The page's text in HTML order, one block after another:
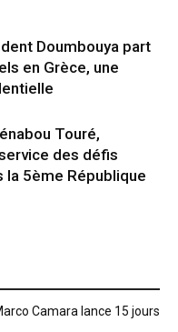
Doumbouya part
en Grèce, une
Touré,
des défis
5ème République
Camara lance 15 jours